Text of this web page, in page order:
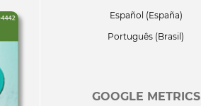
Español (España)
Português (Brasil)
GOOGLE METRICS